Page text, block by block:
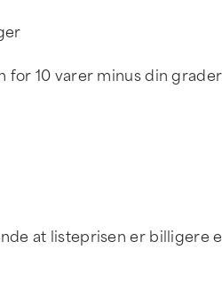
10 varer minus din
at listeprisen er